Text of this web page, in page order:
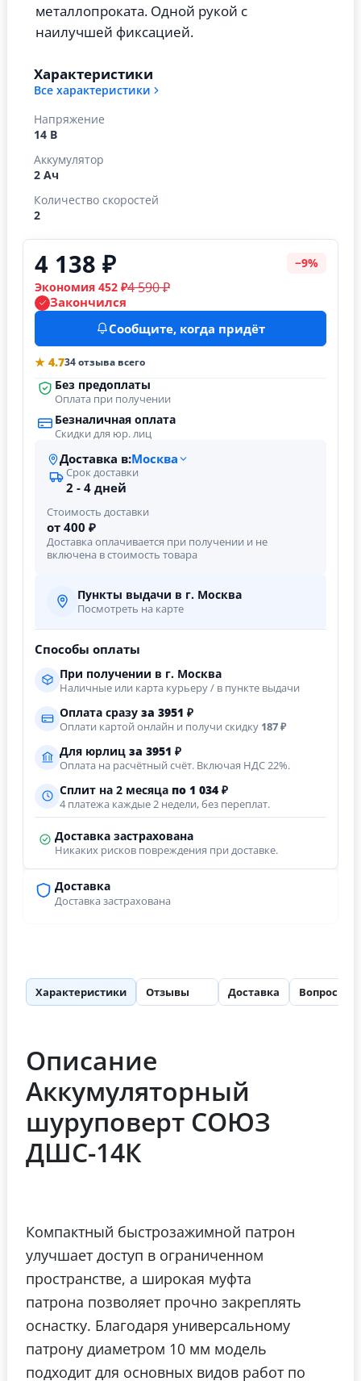
металлопроката. Одной рукой с
наилучшей фиксацией.
Характеристики
Все характеристики
Напряжение
14 В
Аккумулятор
2 Ач
Количество скоростей
2
Доставка
Доставка застрахована
4 138 ₽ −9%
4 590 ₽
Экономия 452 ₽
Закончился
Сообщите, когда придёт
★ 4.734 отзыва всего
Без предоплаты
Оплата при получении
Безналичная оплата
Скидки для юр. лиц
Доставка в:Москва
Срок доставки
2 - 4 дней
Стоимость доставки
от 400 ₽
Доставка оплачивается при получении и не
включена в стоимость товара
Пункты выдачи в г. Москва
Посмотреть на карте
Способы оплаты
При получении в г. Москва
Наличные или карта курьеру / в пункте выдачи
Оплата сразу за 3951 ₽
Оплати картой онлайн и получи скидку 187 ₽
Для юрлиц за 3951 ₽
Оплата на расчётный счёт. Включая НДС 22%.
Сплит на 2 месяца по 1 034 ₽
4 платежа каждые 2 недели, без переплат.
Доставка застрахована
Никаких рисков повреждения при доставке.
Характеристики Отзывы Доставка Вопросы
Описание
Аккумуляторный
шуруповерт СОЮЗ
ДШС-14К
Компактный быстрозажимной патрон
улучшает доступ в ограниченном
пространстве, а широкая муфта
патрона позволяет прочно закреплять
оснастку. Благодаря универсальному
патрону диаметром 10 мм модель
подходит для основных видов работ по